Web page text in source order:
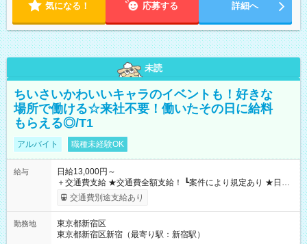
気になる！ 応募する 詳細へ
未読
ちいさいかわいいキャラのイベントも！好きな
場所で働ける☆来社不要！働いたその日に給料
もらえる◎/T1
アルバイト 職種未経験OK
給与
日給13,000円～
＋交通費支給 ★交通費全額支給！ ┗案件により規定あり ★日払
いOK！（規定あり） ┗働いたその日に現金GET♪ お仕事後はコ
ンビニATMから 日払い分を引き落とせます！ 【試用期間】試
交通費別途支給あり
勤務地
東京都新宿区
東京都新宿区新宿（最寄り駅：新宿駅）